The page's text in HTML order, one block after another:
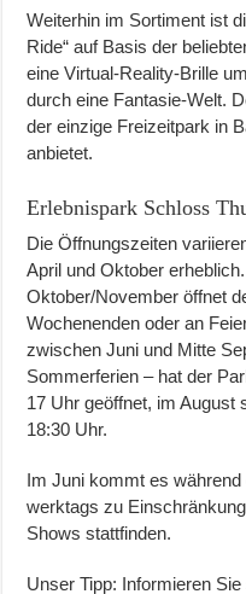
Weiterhin im Sortiment ist
Ride“ auf Basis der
eine Virtual-Reality-Brille
durch eine Fantasie-Welt.
der einzige Freizeitpark in
anbietet.
Erlebnispark Schloss
Die Öffnungszeiten
April und Oktober
Oktober/November öffnet
Wochenenden oder an
zwischen Juni und Mitte
Sommerferien – hat der
17 Uhr geöffnet, im August
18:30 Uhr.
Im Juni kommt es während
werktags zu
Shows stattfinden.
Unser Tipp: Informieren